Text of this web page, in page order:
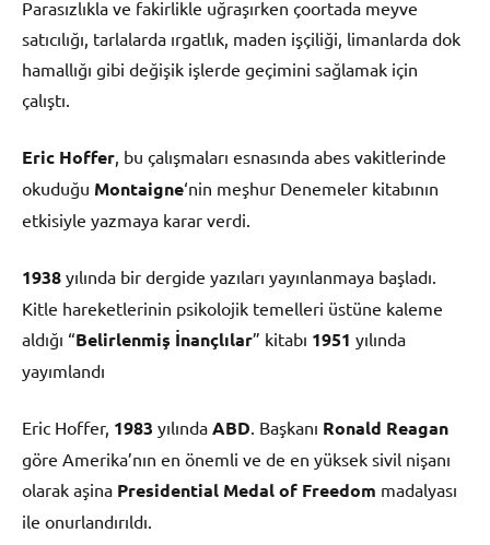
Parasızlıkla ve fakirlikle uğraşırken çoortada meyve
satıcılığı, tarlalarda ırgatlık, maden işçiliği, limanlarda dok
hamallığı gibi değişik işlerde geçimini sağlamak için
çalıştı.
Eric Hoffer , bu çalışmaları esnasında abes vakitlerinde
okuduğu Montaigne‘nin meşhur Denemeler kitabının
etkisiyle yazmaya karar verdi.
1938 yılında bir dergide yazıları yayınlanmaya başladı.
Kitle hareketlerinin psikolojik temelleri üstüne kaleme
aldığı “Belirlenmiş İnançlılar” kitabı 1951 yılında
yayımlandı
Eric Hoffer, 1983 yılında ABD . Başkanı Ronald Reagan
göre Amerika’nın en önemli ve de en yüksek sivil nişanı
olarak aşina Presidential Medal of Freedom madalyası
ile onurlandırıldı.